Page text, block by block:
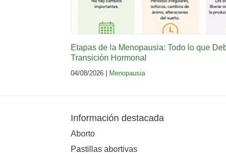
Etapas de la Menopausia: Todo lo que
Transición Hormonal
04/08/2026 | Menopausia
Información destacada
Aborto
Pastillas abortivas